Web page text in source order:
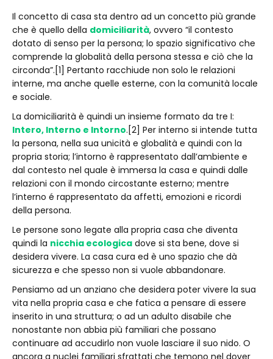
Il concetto di casa sta dentro ad un concetto più grande
che è quello della domiciliarità, ovvero “il contesto
dotato di senso per la persona; lo spazio significativo che
comprende la globalità della persona stessa e ciò che la
circonda”.[1] Pertanto racchiude non solo le relazioni
interne, ma anche quelle esterne, con la comunità locale
e sociale.
La domiciliarità è quindi un insieme formato da tre I:
Intero, Interno e Intorno.[2] Per interno si intende tutta
la persona, nella sua unicità e globalità e quindi con la
propria storia; l’intorno è rappresentato dall’ambiente e
dal contesto nel quale è immersa la casa e quindi dalle
relazioni con il mondo circostante esterno; mentre
l’interno é rappresentato da affetti, emozioni e ricordi
della persona.
Le persone sono legate alla propria casa che diventa
quindi la nicchia ecologica dove si sta bene, dove si
desidera vivere. La casa cura ed è uno spazio che dà
sicurezza e che spesso non si vuole abbandonare.
Pensiamo ad un anziano che desidera poter vivere la sua
vita nella propria casa e che fatica a pensare di essere
inserito in una struttura; o ad un adulto disabile che
nonostante non abbia più familiari che possano
continuare ad accudirlo non vuole lasciare il suo nido. O
ancora a nuclei familiari sfrattati che temono nel dover